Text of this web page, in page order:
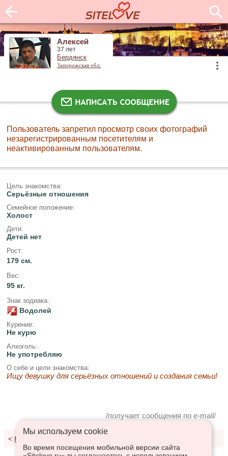
Алексей
37 лет
Бердянск
Запорожская обл.
Пользователь запретил просмотр своих фотографий
незарегистрированным посетителям и
неактивированным пользователям.
Цель знакомства:
Серьёзные отношения
Семейное положение:
Холост
Дети:
Детей нет
Рост:
179 см.
Вес:
95 кг.
Знак зодиака:
Водолей
Курение:
Не курю
Алкоголь:
Не употребляю
О себе и цели знакомства:
Ищу девушку для серьёзных отношений и создания семьи!
/получает сообщения по e-mail/
< К результатам поиска
Мы используем сookie
Во время посещения мобильной версии сайта